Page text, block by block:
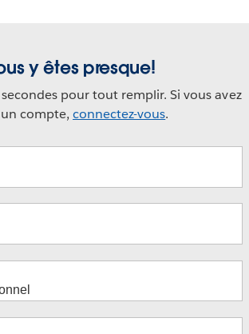
y êtes presque!
pour tout remplir. Si vous avez
compte, connectez-vous.